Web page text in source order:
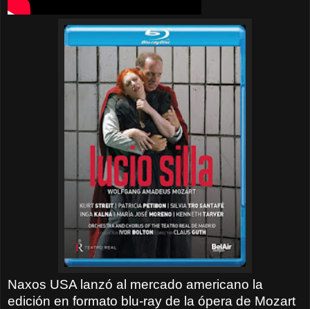
Naxos USA lanzó al mercado americano la
edición en formato blu-ray de la ópera de Mozart